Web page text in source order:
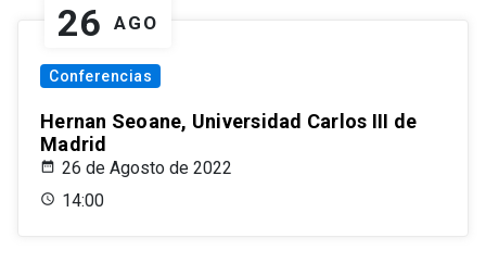
26 AGO
Conferencias
Hernan Seoane, Universidad Carlos III de
Madrid
26 de Agosto de 2022
14:00